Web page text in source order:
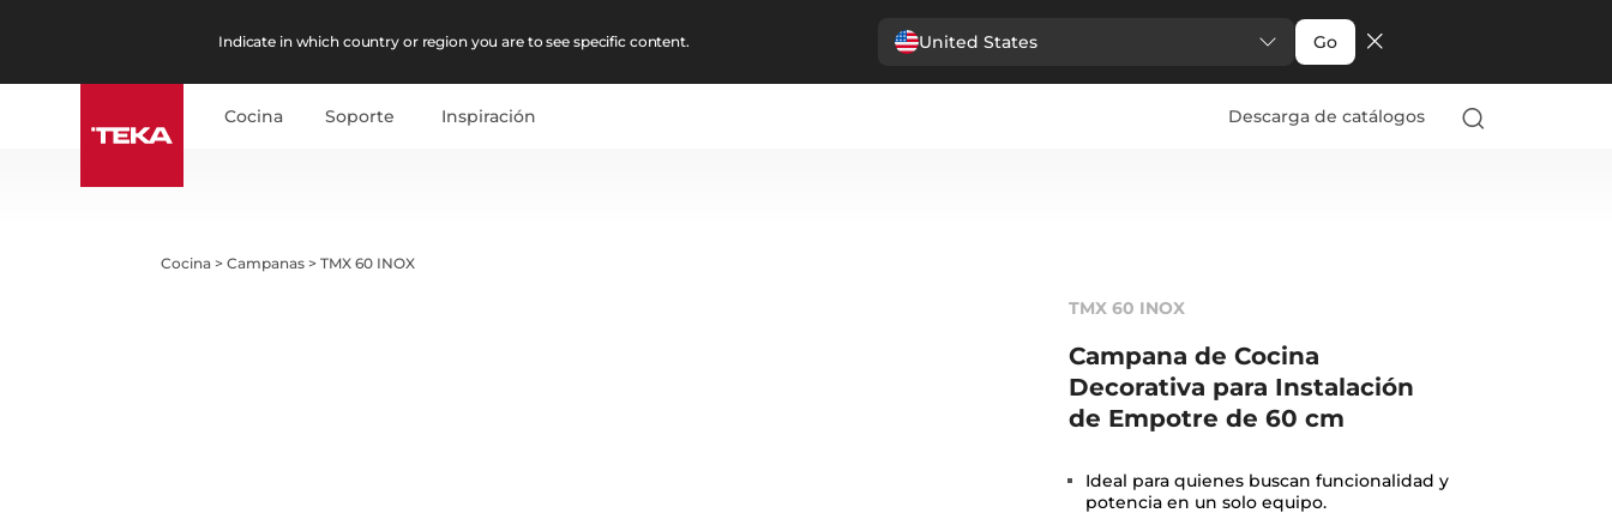
Indicate in which country or region you are to see specific content. United States Go
Cocina Soporte Inspiración Descarga de catálogos
Cocina >Campanas >TMX 60 INOX
TMX 60 INOX
Campana de Cocina
Decorativa para Instalación
de Empotre de 60 cm
Ideal para quienes buscan funcionalidad y
potencia en un solo equipo.